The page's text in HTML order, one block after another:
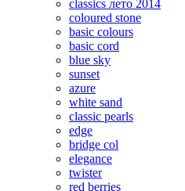
classics лето 2014
coloured stone
basic colours
basic cord
blue sky
sunset
azure
white sand
classic pearls
edge
bridge col
elegance
twister
red berries